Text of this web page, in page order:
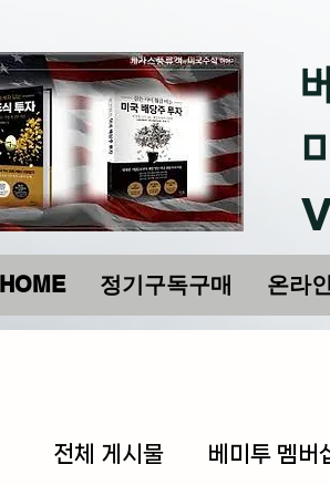
HOME 정기구독구매 온라
전체 게시물 베미투 멤버